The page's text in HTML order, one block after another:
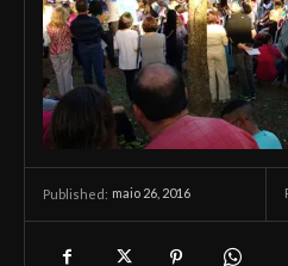
Published: maio 26, 2016